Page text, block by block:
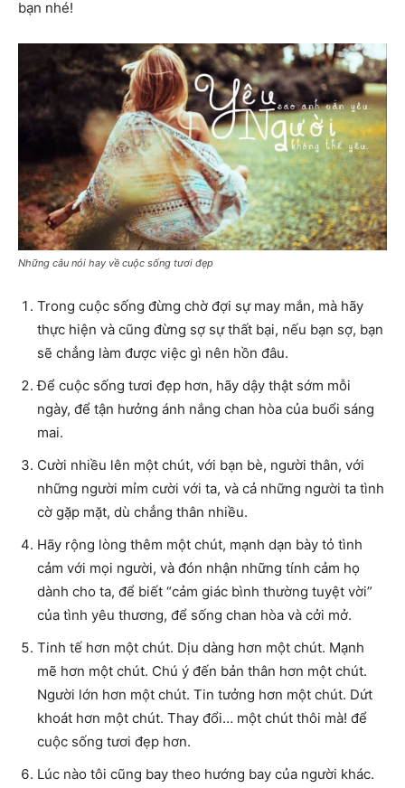
bạn nhé!
Những câu nói hay về cuộc sống tươi đẹp
Trong cuộc sống đừng chờ đợi sự may mắn, mà hãy
thực hiện và cũng đừng sợ sự thất bại, nếu bạn sợ, bạn
sẽ chẳng làm được việc gì nên hồn đâu.
Để cuộc sống tươi đẹp hơn, hãy dậy thật sớm mỗi
ngày, để tận hưởng ánh nắng chan hòa của buổi sáng
mai.
Cười nhiều lên một chút, với bạn bè, người thân, với
những người mỉm cười với ta, và cả những người ta tình
cờ gặp mặt, dù chẳng thân nhiều.
Hãy rộng lòng thêm một chút, mạnh dạn bày tỏ tình
cảm với mọi người, và đón nhận những tính cảm họ
dành cho ta, để biết “cảm giác bình thường tuyệt vời”
của tình yêu thương, để sống chan hòa và cởi mở.
Tinh tế hơn một chút. Dịu dàng hơn một chút. Mạnh
mẽ hơn một chút. Chú ý đến bản thân hơn một chút.
Người lớn hơn một chút. Tin tưởng hơn một chút. Dứt
khoát hơn một chút. Thay đổi… một chút thôi mà! để
cuộc sống tươi đẹp hơn.
Lúc nào tôi cũng bay theo hướng bay của người khác.